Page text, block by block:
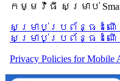
កម្មវិធី សម្រាប់
សម្រាប់​ប្រព័ន្ធដំណើរ
សម្រាប់​ប្រព័ន្ធដំណើរ
Privacy Policies for Mobile